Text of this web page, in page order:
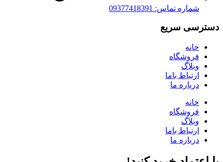
شماره تماس: 09377418391
دسترسی سریع
خانه
فروشگاه
وبلاگ
ارتباط باما
درباره ما
خانه
فروشگاه
وبلاگ
ارتباط باما
درباره ما